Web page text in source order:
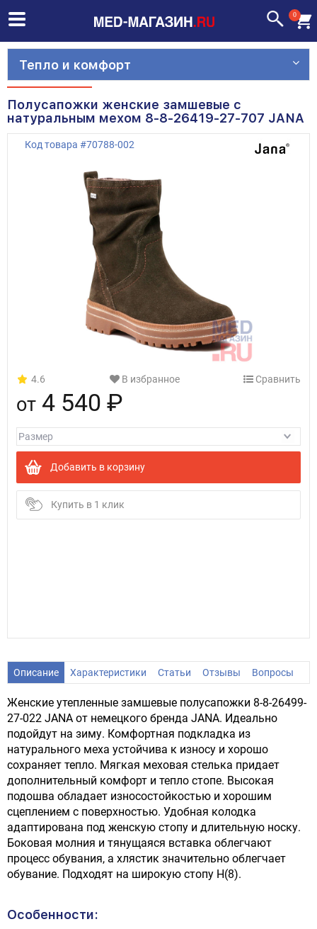
0
Тепло и комфорт
Полусапожки женские замшевые с
натуральным мехом 8-8-26419-27-707 JANA
Код товара #70788-002
4.6 В избранное Сравнить
от 4 540 ₽
Добавить в корзину
Купить в 1 клик
Описание Характеристики Статьи Отзывы Вопросы
Женские утепленные замшевые полусапожки 8-8-26499-
27-022 JANA от немецкого бренда JANA. Идеально
подойдут на зиму. Комфортная подкладка из
натурального меха устойчива к износу и хорошо
сохраняет тепло. Мягкая меховая стелька придает
дополнительный комфорт и тепло стопе. Высокая
подошва обладает износостойкостью и хорошим
сцеплением с поверхностью. Удобная колодка
адаптирована под женскую стопу и длительную носку.
Боковая молния и тянущаяся вставка облегчают
процесс обувания, а хлястик значительно облегчает
обувание. Подходят на широкую стопу H(8).
Особенности: